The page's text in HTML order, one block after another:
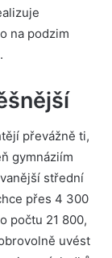
na podzim
převážně ti,
gymnáziím
střední
přes 4 300
počtu 21 800,
uvést